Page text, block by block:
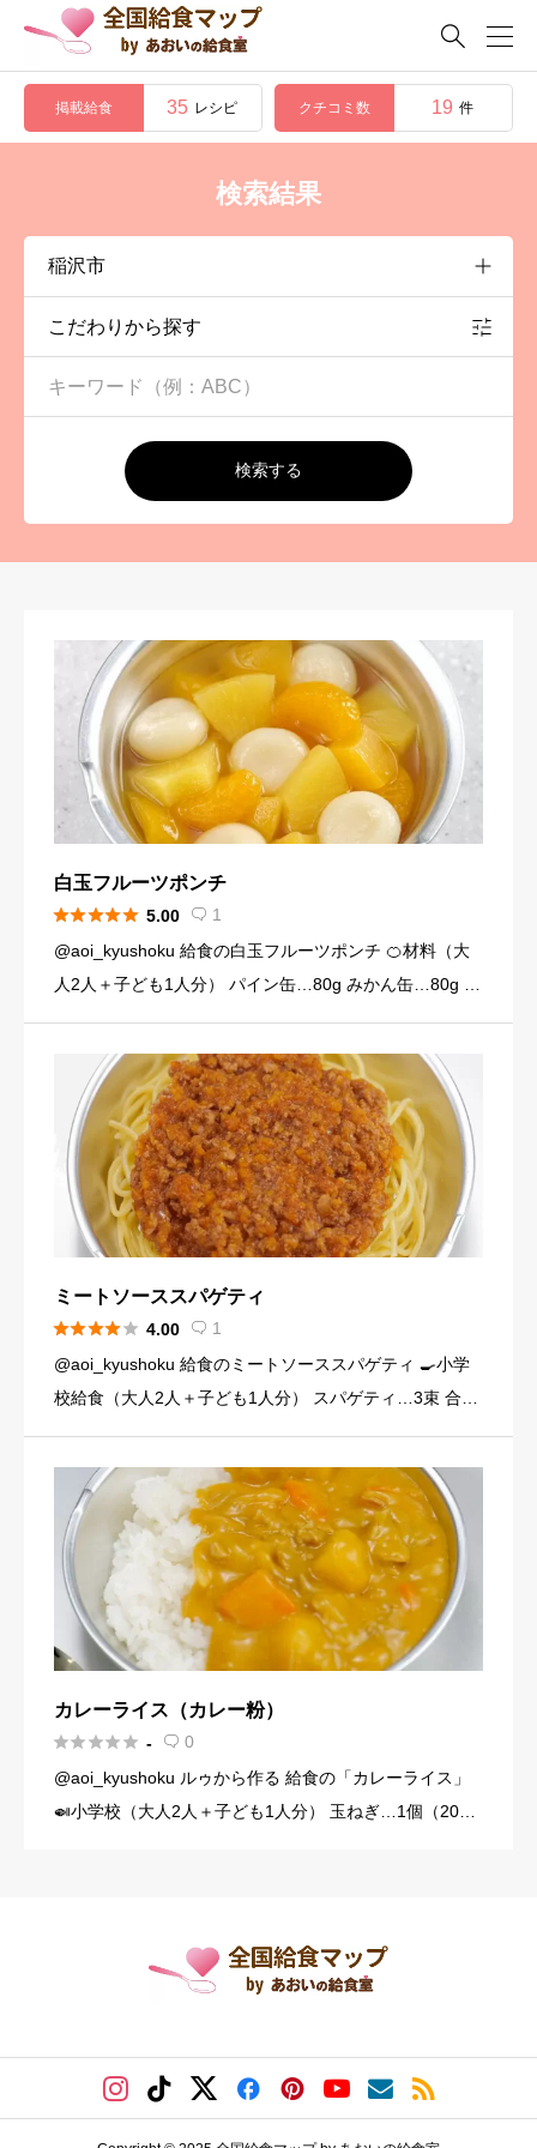

掲載給食 35 レシピ クチコミ数 19 件
検索結果
こだわりから探す
検索する
白玉フルーツポンチ
 5.00  1
@aoi_kyushoku 給食の白玉フルーツポンチ 🍊材料（大
人2人＋子ども1人分） パイン缶…80g みかん缶…80g 黄
4g） （白玉団子） 白玉粉… […]
ミートソーススパゲティ
 4.00  1
@aoi_kyushoku 給食のミートソーススパゲティ 🍳小学
校給食（大人2人＋子ども1人分） スパゲティ…3束 合い
（120g） にんにくチューブ…少々（1 […]
カレーライス（カレー粉）
 -  0
@aoi_kyushoku ルゥから作る 給食の「カレーライス」
🍛小学校（大人2人＋子ども1人分） 玉ねぎ…1個（200